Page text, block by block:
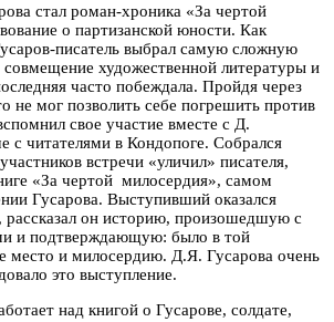
стал роман-хроника «За чертой
о партизанской юности. Как
писатель выбрал самую сложную
совмещение художественной литературы и
часто побеждала. Пройдя через
не мог позволить себе погрешить против
свое участие вместе с Д.
с читателями в Кондопоге. Собрался
встречи «уличил» писателя,
«За чертой милосердия», самом
Гусарова. Выступивший оказался
он историю, произошедшую с
и подтверждающую: было в той
место и милосердию. Д.Я. Гусарова очень
это выступление.
над книгой о Гусарове, солдате,